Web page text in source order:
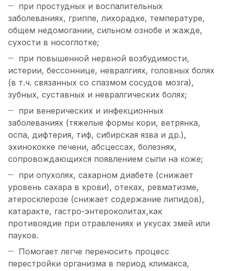
при простудных и воспалительных
заболеваниях, гриппе, лихорадке, температуре,
общем недомогании, сильном ознобе и жажде,
сухости в носоглотке;
при повышенной нервной возбудимости,
истерии, бессоннице, невралгиях, головных болях
(в т.ч. связанных со спазмом сосудов мозга),
зубных, суставных и невралгических болях;
при венерических и инфекционных
заболеваниях (тяжелые формы кори, ветрянка,
оспа, дифтерия, тиф, сибирская язва и др.),
эхинококке печени, абсцессах, болезнях,
сопровождающихся появлением сыпи на коже;
при опухолях, сахарном диабете (снижает
уровень сахара в крови), отеках, ревматизме,
атеросклерозе (снижает содержание липидов),
катаракте, гастро-энтероколитах,как
противоядие при отравлениях и укусах змей или
пауков.
Помогает легче переносить процесс
перестройки организма в период климакса,